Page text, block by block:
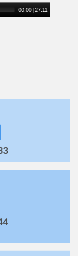
00:00 27:11